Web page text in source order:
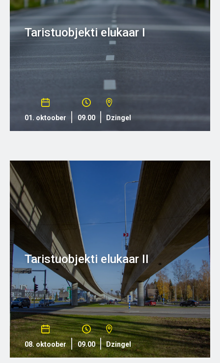
Taristuobjekti elukaar I
01. oktoober 09.00 Dzingel
Taristuobjekti elukaar II
08. oktoober 09.00 Dzingel